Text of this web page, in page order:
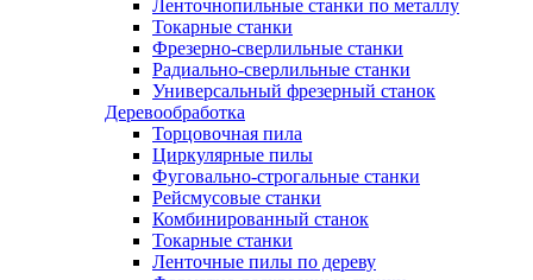
Ленточнопильные станки по металлу
Токарные станки
Фрезерно-сверлильные станки
Радиально-сверлильные станки
Универсальный фрезерный станок
Деревообработка
Торцовочная пила
Циркулярные пилы
Фуговально-строгальные станки
Рейсмусовые станки
Комбинированный станок
Токарные станки
Ленточные пилы по дереву